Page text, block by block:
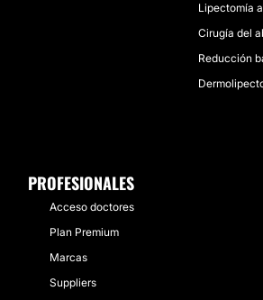
Lipectomía
Cirugía del
Reducción
PROFESIONALES
Acceso doctores
Plan Premium
Marcas
Suppliers